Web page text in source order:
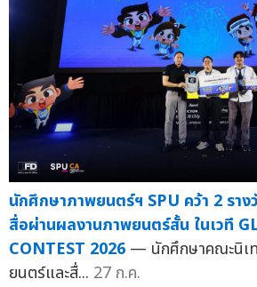
นักศึกษาภาพยนตร์ฯ SPU คว้า 2 รา
สื่อผ่านผลงานภาพยนตร์สั้น ในเวที
CONTEST 2026 — นักศึกษาคณะนิเ
ยนตร์และสื่... 27 ก.ค.